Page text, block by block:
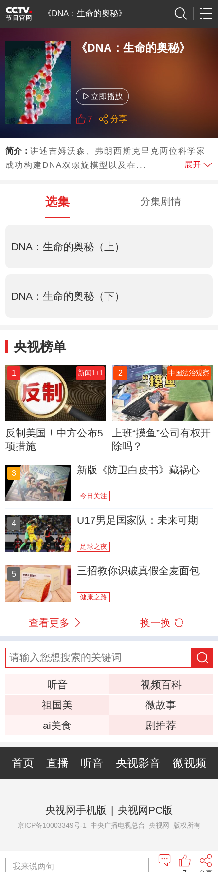
《DNA：生命的奥秘》
《DNA：生命的奥秘》
7 分享
简介：讲述吉姆沃森、弗朗西斯克里克两位科学家
成功构建DNA双螺旋模型以及在...
展开
选集 分集剧情
DNA：生命的奥秘（上）
DNA：生命的奥秘（下）
央视榜单
1 新闻1+1
反制美国！中方公布5
项措施
2 中国法治观察
上班“摸鱼”公司有权开
除吗？
3 新版《防卫白皮书》藏祸心
今日关注
4 U17男足国家队：未来可期
足球之夜
5 三招教你识破真假全麦面包
健康之路
查看更多 换一换
听音
视频百科
祖国美
微故事
ai美食
剧推荐
首页 直播 听音 央视影音 微视频
央视网手机版 | 央视网PC版
京ICP备10003349号-1 中央广播电视总台 央视网 版权所有
我来说两句